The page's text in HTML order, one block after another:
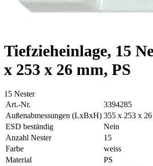
Tiefzieheinlage, 15
x 253 x 26 mm, PS
15 Nester
Art.-Nr.
3394285
Außenabmessungen (LxBxH) 355 x 253 x
ESD beständig
Nein
Anzahl Nester
15
Farbe
weiss
Material
PS